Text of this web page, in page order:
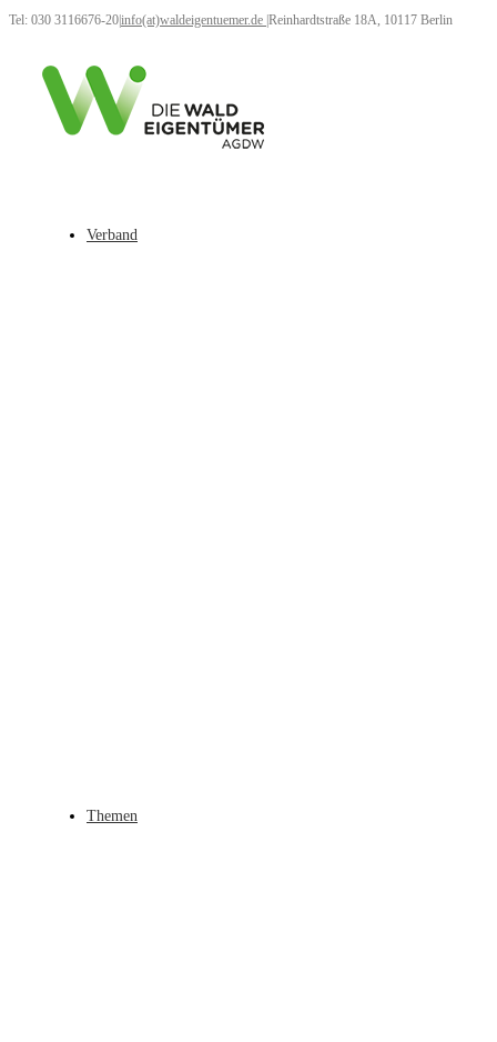
Tel: 030 3116676-20info(at)waldeigentuemer.de Reinhardtstraße 18A, 10117 Berlin
Verband
Themen